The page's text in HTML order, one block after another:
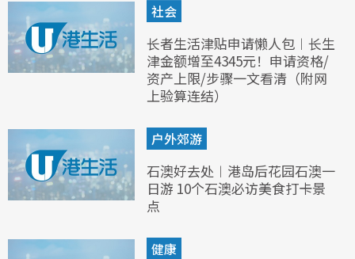
社会
长者生活津贴申请懒人包︱长生
津金额增至4345元！申请资格/
资产上限/步骤一文看清（附网
上验算连结）
户外郊游
石澳好去处︱港岛后花园石澳一
日游 10个石澳必访美食打卡景
点
健康